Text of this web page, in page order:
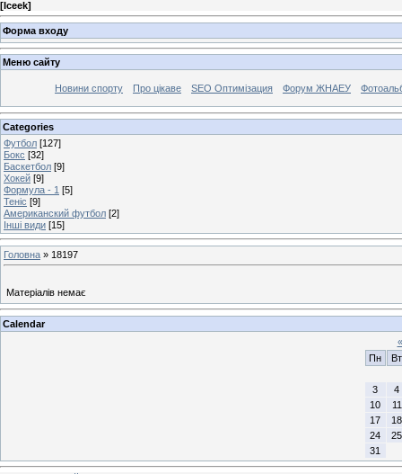
[Iceek]
Форма входу
Меню сайту
Новини спорту Про цікаве SEO Оптимізация Форум ЖНАЕУ
Categories
Футбол [127]
Бокс [32]
Баскетбол [9]
Хокей [9]
Формула - 1 [5]
Теніс [9]
Американский футбол [2]
Інші види [15]
Головна » 18197
Матеріалів немає
Calendar
«
Пн
Вт
3
4
10
11
17
18
24
25
31